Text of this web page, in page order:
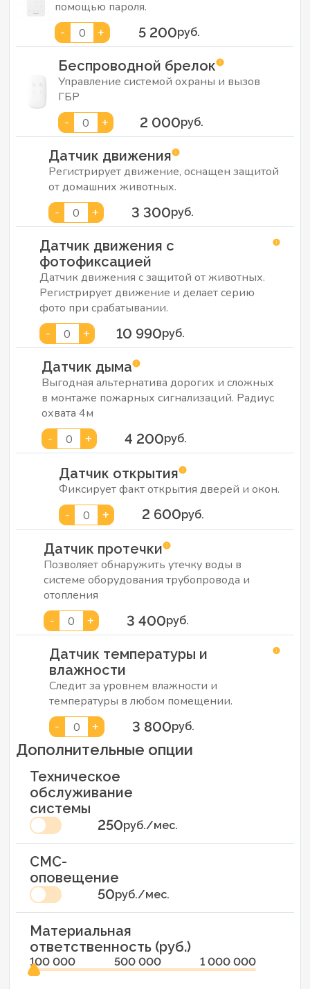
помощью пароля.
-
0 + 5 200руб.
Беспроводной брелок
Управление системой охраны и вызов
ГБР
-
0 + 2 000руб.
Датчик движения
Регистрирует движение, оснащен защитой
от домашних животных.
-
0 + 3 300руб.
Датчик движения с
фотофиксацией
Датчик движения с защитой от животных.
Регистрирует движение и делает серию
фото при срабатывании.
-
0 + 10 990руб.
Датчик дыма
Выгодная альтернатива дорогих и сложных
в монтаже пожарных сигнализаций. Радиус
охвата 4м
-
0 + 4 200руб.
Датчик открытия
Фиксирует факт открытия дверей и окон.
-
0 + 2 600руб.
Датчик протечки
Позволяет обнаружить утечку воды в
системе оборудования трубопровода и
отопления
-
0 + 3 400руб.
Датчик температуры и
влажности
Следит за уровнем влажности и
температуры в любом помещении.
-
0 + 3 800руб.
Дополнительные опции
Техническое
обслуживание
системы
250руб./мес.
СМС-
оповещение
50руб./мес.
Материальная
ответственность (руб.)
100 000 500 000 1 000 000